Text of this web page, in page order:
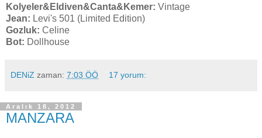
Kolyeler&Eldiven&Canta&Kemer: Vintage
Jean: Levi's 501 (Limited Edition)
Gozluk: Celine
Bot: Dollhouse
DENiZ zaman: 7:03 ÖÖ 17 yorum:
Aralık 18, 2012
MANZARA